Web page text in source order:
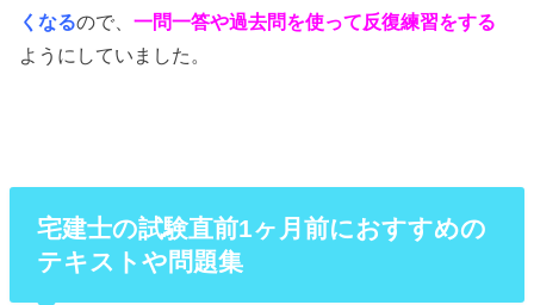
くなるので、一問一答や過去問を使って反復練習をする
ようにしていました。
宅建士の試験直前1ヶ月前におすすめの
テキストや問題集